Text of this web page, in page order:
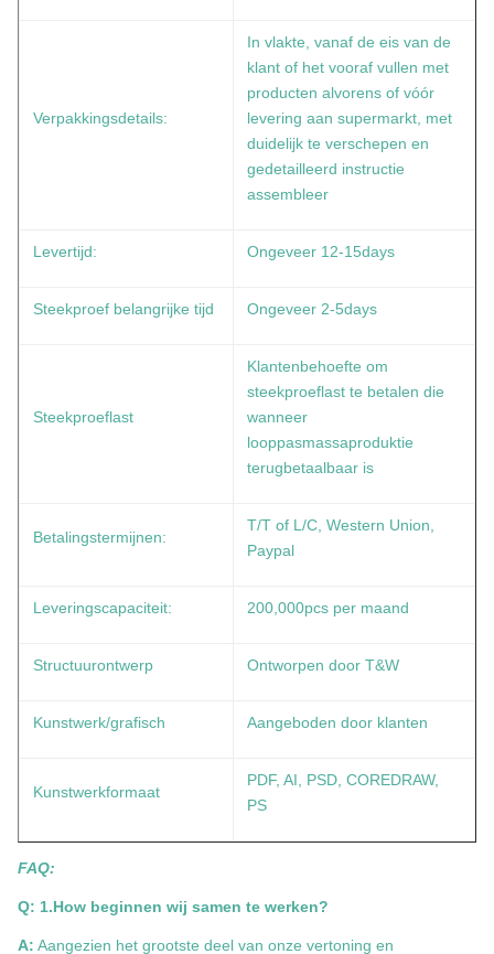
Verpakkingsdetails:
In vlakte, vanaf de eis van de
klant of het vooraf vullen met
producten alvorens of vóór
levering aan supermarkt, met
duidelijk te verschepen en
gedetailleerd instructie
assembleer
Levertijd: Ongeveer 12-15days
Steekproef belangrijke tijd Ongeveer 2-5days
Steekproeflast
Klantenbehoefte om
steekproeflast te betalen die
wanneer
looppasmassaproduktie
terugbetaalbaar is
Betalingstermijnen:
T/T of L/C, Western Union,
Paypal
Leveringscapaciteit: 200,000pcs per maand
Structuurontwerp Ontworpen door T&W
Kunstwerk/grafisch Aangeboden door klanten
Kunstwerkformaat
PDF, AI, PSD, COREDRAW,
PS
FAQ:
Q: 1.How beginnen wij samen te werken?
A: Aangezien het grootste deel van onze vertoning en